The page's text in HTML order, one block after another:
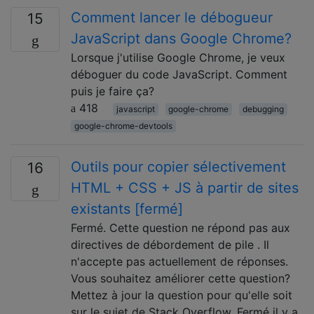
15
Comment lancer le débogueur
JavaScript dans Google Chrome?
Lorsque j'utilise Google Chrome, je veux
déboguer du code JavaScript. Comment
puis je faire ça?
418
javascript google-chrome
debugging
google-chrome-devtools
16
Outils pour copier sélectivement
HTML + CSS + JS à partir de sites
existants [fermé]
Fermé. Cette question ne répond pas aux
directives de débordement de pile . Il
n'accepte pas actuellement de réponses.
Vous souhaitez améliorer cette question?
Mettez à jour la question pour qu'elle soit